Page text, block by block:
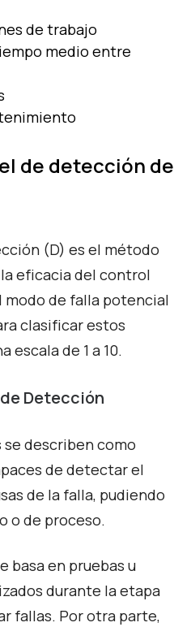
de trabajo
medio entre
de detección de
(D) es el método
eficacia del control
de falla potencial
clasificar estos
escala de 1 a 10.
Detección
describen como
de detectar el
de la falla, pudiendo
o de proceso.
basa en pruebas u
durante la etapa
fallas. Por otra parte,